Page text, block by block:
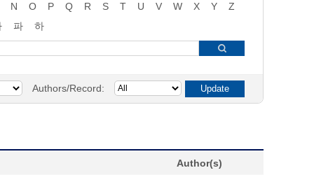
N O P Q R S T U V W X Y
Z
파
하
Authors/Record:
Author(s)